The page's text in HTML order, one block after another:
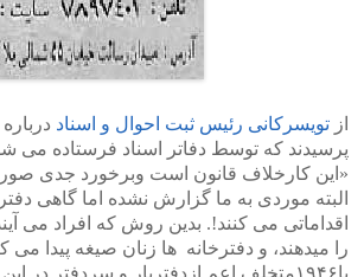
از تویسرکانی رئیس ثبت احوال و اسناد
پرسیدند که توسط دفاتر اسناد فرستاده می
«این کارخلاف قانون است وبرخورد جدی
البته موردی به ما گزارش نشده اما گاهی
اقداماتی می کنند!. بدین روش که افراد می
را میدهند، و دفترخانه ها زنان صیغه پیدا می
با۱۹۴۶متخلف اعم ازدفتریار و سردفتر در